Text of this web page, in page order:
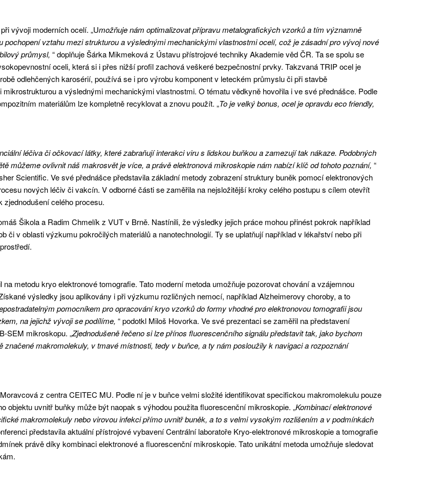
vývoji moderních ocelí. „Umožňuje nám optimalizovat přípravu metalografických vzorků a tím významně
vztahu mezi strukturou a výslednými mechanickými vlastnostmi ocelí, což je zásadní pro vývoj nové
průmysl, “ doplňuje Šárka Mikmeková z Ústavu přístrojové techniky Akademie věd ČR. Ta se spolu se
oceli, která si i přes nižší profil zachová veškeré bezpečnostní prvky. Takzvaná TRIP ocel je
odlehčených karosérií, používá se i pro výrobu komponent v leteckém průmyslu či při stavbě
a výslednými mechanickými vlastnostmi. O tématu vědkyně hovořila i ve své přednášce. Podle
materiálům lze kompletně recyklovat a znovu použít. „To je velký bonus, ocel je opravdu eco friendly,
léčiva či očkovací látky, které zabraňují interakci viru s lidskou buňkou a zamezují tak nákaze. Podobných
můžeme ovlivnit náš makrosvět je více, a právě elektronová mikroskopie nám nabízí klíč od tohoto poznání, “
Scientific. Ve své přednášce představila základní metody zobrazení struktury buněk pomocí elektronových
nových léčiv či vakcín. V odborné části se zaměřila na nejsložitější kroky celého postupu s cílem otevřít
zjednodušení celého procesu.
Šikola a Radim Chmelík z VUT v Brně. Nastínili, že výsledky jejich práce mohou přinést pokrok například
či v oblasti výzkumu pokročilých materiálů a nanotechnologií. Ty se uplatňují například v lékařství nebo při
metodu kryo elektronové tomografie. Tato moderní metoda umožňuje pozorovat chování a vzájemnou
výsledky jsou aplikovány i při výzkumu rozličných nemocí, například Alzheimerovy choroby, a to
pomocníkem pro opracování kryo vzorků do formy vhodné pro elektronovou tomografii jsou
na jejichž vývoji se podílíme, “ podotkl Miloš Hovorka. Ve své prezentaci se zaměřil na představení
SEM mikroskopu. „Zjednodušeně řečeno si lze přínos fluorescenčního signálu představit tak, jako bychom
makromolekuly, v tmavé místnosti, tedy v buňce, a ty nám posloužily k navigaci a rozpoznání
z centra CEITEC MU. Podle ní je v buňce velmi složité identifikovat specifickou makromolekulu pouze
uvnitř buňky může být naopak s výhodou použita fluorescenční mikroskopie. „Kombinací elektronové
makromolekuly nebo virovou infekci přímo uvnitř buněk, a to s velmi vysokým rozlišením a v podmínkách
představila aktuální přístrojové vybavení Centrální laboratoře Kryo-elektronové mikroskopie a tomografie
právě díky kombinaci elektronové a fluorescenční mikroskopie. Tato unikátní metoda umožňuje sledovat